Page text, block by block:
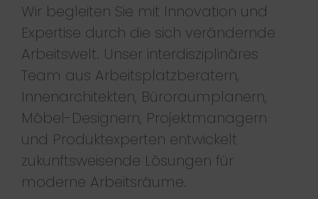
Wir begleiten Sie mit Innovation und
Expertise durch die sich verändernde
Arbeitswelt. Unser interdisziplinäres
Team aus Arbeitsplatzberatern,
Innenarchitekten, Büroraumplanern,
Möbel-Designern, Projektmanagern
und Produktexperten entwickelt
zukunftsweisende Lösungen für
moderne Arbeitsräume.